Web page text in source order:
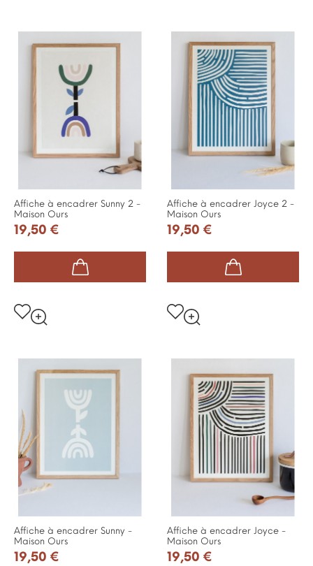
Affiche à encadrer Sunny 2 -
Maison Ours
19,50 €
Affiche à encadrer Joyce 2 -
Maison Ours
19,50 €
Affiche à encadrer Sunny -
Maison Ours
19,50 €
Affiche à encadrer Joyce -
Maison Ours
19,50 €